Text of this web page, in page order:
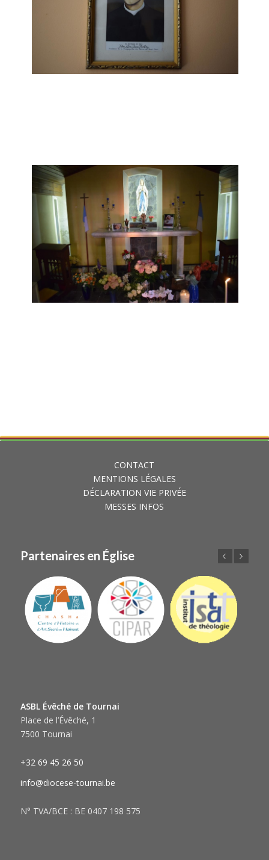
CONTACT
MENTIONS LÉGALES
DÉCLARATION VIE PRIVÉE
MESSES INFOS
Partenaires en Église
ASBL Évêché de Tournai
Place de l’Évêché, 1
7500 Tournai
+32 69 45 26 50
info@diocese-tournai.be
N° TVA/BCE : BE 0407 198 575